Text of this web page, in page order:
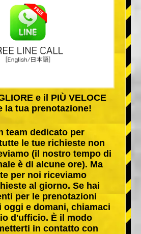
e il PIÙ VELOCE
la tua prenotazione!
team dedicato per
le tue richieste non
(il nostro tempo di
è di alcune ore). Ma
per noi riceviamo
al giorno. Se hai
per le prenotazioni
oggi e domani, chiamaci
d'ufficio. È il modo
in contatto con